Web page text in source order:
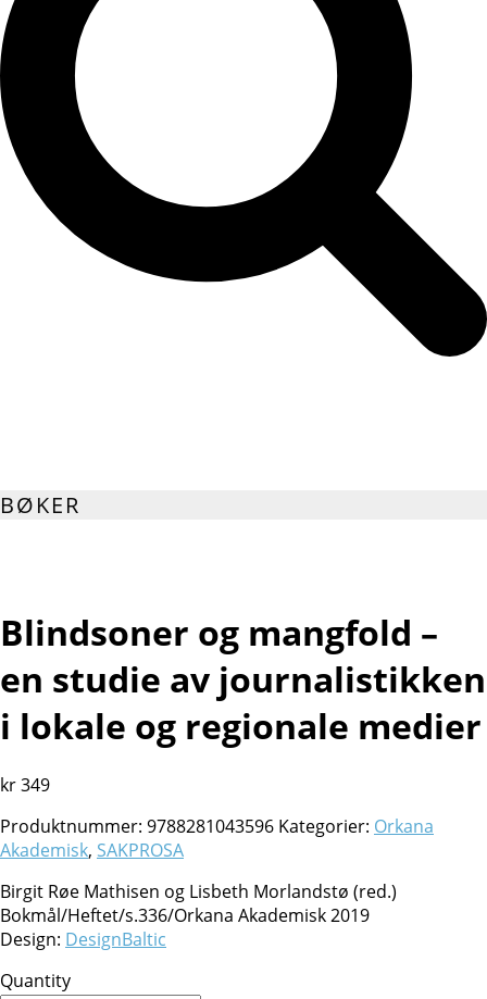
BØKER
Blindsoner og mangfold –
en studie av journalistikken
i lokale og regionale medier
kr349
Produktnummer: 9788281043596 Kategorier: Orkana
Akademisk, SAKPROSA
Birgit Røe Mathisen og Lisbeth Morlandstø (red.)
Bokmål/Heftet/s.336/Orkana Akademisk 2019
Design: DesignBaltic
Quantity